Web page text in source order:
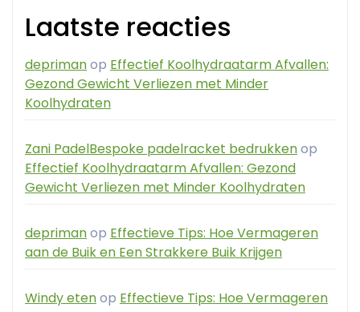
Laatste reacties
deprimanop Effectief Koolhydraatarm Afvallen:
Gezond Gewicht Verliezen met Minder
Koolhydraten
Zani PadelBespoke padelracket bedrukkenop
Effectief Koolhydraatarm Afvallen: Gezond
Gewicht Verliezen met Minder Koolhydraten
deprimanop Effectieve Tips: Hoe Vermageren
aan de Buik en Een Strakkere Buik Krijgen
Windy etenop Effectieve Tips: Hoe Vermageren